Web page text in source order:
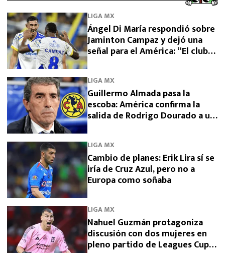
LIGA MX
Ángel Di María respondió sobre
Jaminton Campaz y dejó una
señal para el América: “El club
LIGA MX
Guillermo Almada pasa la
escoba: América confirma la
salida de Rodrigo Dourado a un
LIGA MX
Cambio de planes: Erik Lira sí se
iría de Cruz Azul, pero no a
Europa como soñaba
LIGA MX
Nahuel Guzmán protagoniza
discusión con dos mujeres en
pleno partido de Leagues Cup